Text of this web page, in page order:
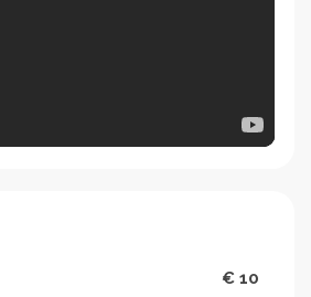
€ 10